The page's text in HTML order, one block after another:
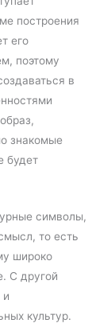
построения
его
поэтому
в
знакомые
будет
символы,
то есть
широко
С другой
и
культур.